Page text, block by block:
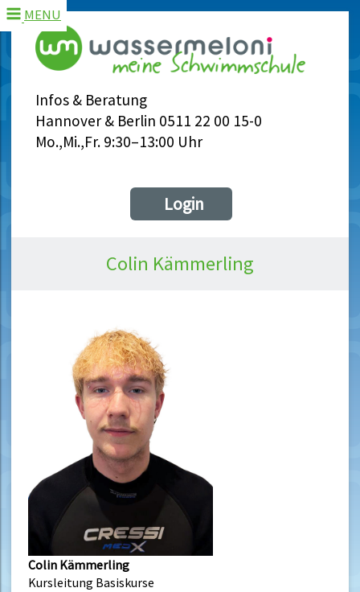
Infos & Beratung
Hannover & Berlin 0511 22 00 15-0
Mo.,Mi.,Fr. 9:30–13:00 Uhr
MENU
Login
Colin Kämmerling
Colin Kämmerling
Kursleitung Basiskurse